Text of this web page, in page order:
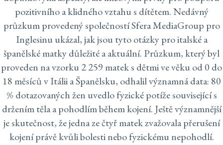
pozitivního a klidného vztahu s dítětem. Nedávný
průzkum provedený společností Sfera MediaGroup pro
Inglesinu ukázal, jak jsou tyto otázky pro italské a
španělské matky důležité a aktuální. Průzkum, který byl
proveden na vzorku 2 259 matek s dětmi ve věku od 0 do
18 měsíců v Itálii a Španělsku, odhalil významná data: 80
% dotazovaných žen uvedlo fyzické potíže související s
držením těla a pohodlím během kojení. Ještě významnější
je skutečnost, že jedna ze čtyř matek zvažovala přerušení
kojení právě kvůli bolesti nebo fyzickému nepohodlí.